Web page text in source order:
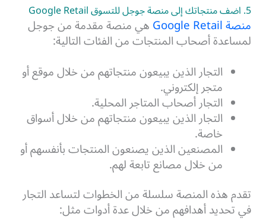
5. اضف منتجاتك إلى منصة جوجل للتسوق Google Retail
منصة Google Retail هي منصة مقدمة من جوجل
لمساعدة أصحاب المنتجات من الفئات التالية:
التجار الذين يبيعون منتجاتهم من خلال موقع أو
متجر إلكتروني.
التجار أصحاب المتاجر المحلية.
التجار الذين يبيعون منتجاتهم من خلال أسواق
خاصة.
المصنعين الذين يصنعون المنتجات بأنفسهم أو
من خلال مصانع تابعة لهم.
تقدم هذه المنصة سلسلة من الخطوات لتساعد التجار
في تحديد أهدافهم من خلال عدة أدوات مثل: